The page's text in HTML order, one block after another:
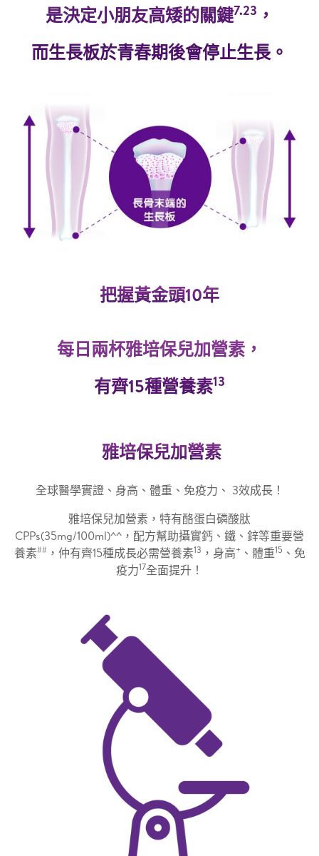
是決定小朋友高矮的關鍵7.23 ，
而生長板於青春期後會停止生長。
把握黃金頭10年
每日兩杯雅培保兒加營素，
有齊15種營養素13
雅培保兒加營素
全球醫學實證、身高、體重、免疫力、 3效成長！
雅培保兒加營素，特有酪蛋白磷酸肽
CPPs(35mg/100ml)^^，配方幫助攝實鈣、鐵、鋅等重要營
養素## ，仲有齊15種成長必需營養素13 ，身高+ 、體重15 、免
疫力17全面提升！